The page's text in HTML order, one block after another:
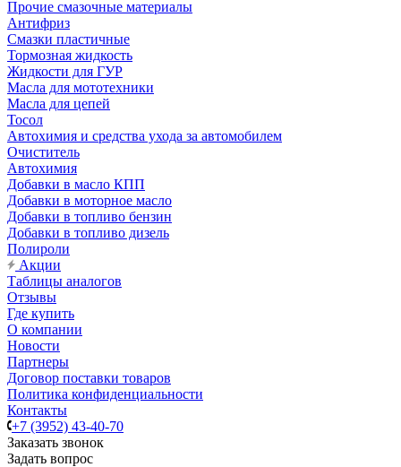
Прочие смазочные материалы
Антифриз
Смазки пластичные
Тормозная жидкость
Жидкости для ГУР
Масла для мототехники
Масла для цепей
Тосол
Автохимия и средства ухода за автомобилем
Очиститель
Автохимия
Добавки в масло КПП
Добавки в моторное масло
Добавки в топливо бензин
Добавки в топливо дизель
Полироли
Акции
Таблицы аналогов
Отзывы
Где купить
О компании
Новости
Партнеры
Договор поставки товаров
Политика конфиденциальности
Контакты
+7 (3952) 43-40-70
Заказать звонок
Задать вопрос